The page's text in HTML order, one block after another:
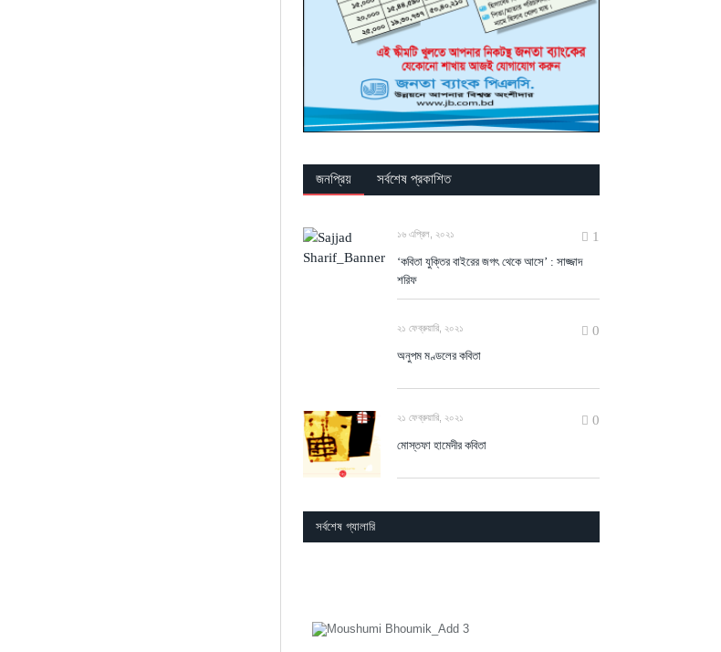
১৬ এপ্রিল, ২০২১
‘কবিতা যুক্তির বাইরের জগৎ থেকে আসে’ : সাজ্জাদ
শরিফ
২১ ফেব্রুয়ারি, ২০২১
২১ ফেব্রুয়ারি, ২০২১